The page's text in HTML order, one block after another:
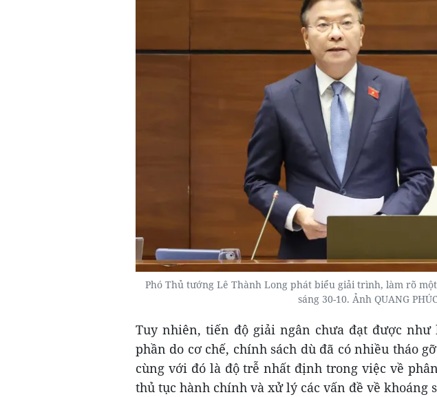
Phó Thủ tướng Lê Thành Long phát biểu giải trình, làm rõ
sáng 30-10. Ảnh QUANG PHÚC
Tuy nhiên, tiến độ giải ngân chưa đạt được như
phần do cơ chế, chính sách dù đã có nhiều tháo
cùng với đó là độ trễ nhất định trong việc về
thủ tục hành chính và xử lý các vấn đề về khoáng